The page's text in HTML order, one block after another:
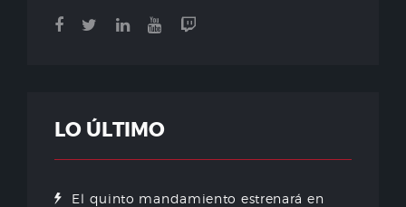
LO ÚLTIMO
El quinto mandamiento estrenará en